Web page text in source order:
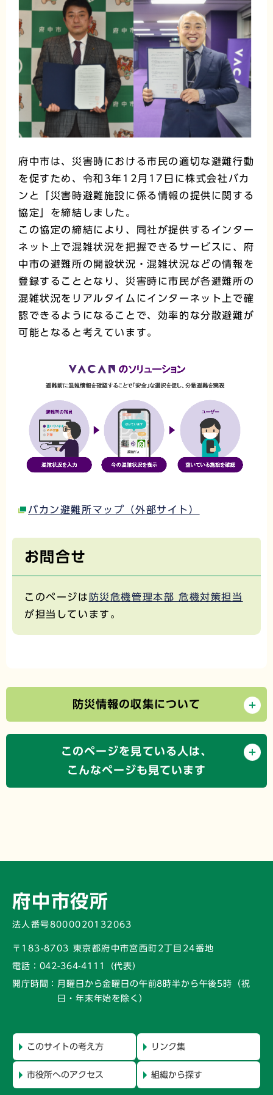
府中市は、災害時における市民の適切な避難行動
を促すため、令和3年12月17日に株式会社バカ
ンと「災害時避難施設に係る情報の提供に関する
協定」を締結しました。
この協定の締結により、同社が提供するインター
ネット上で混雑状況を把握できるサービスに、府
中市の避難所の開設状況・混雑状況などの情報を
登録することとなり、災害時に市民が各避難所の
混雑状況をリアルタイムにインターネット上で確
認できるようになることで、効率的な分散避難が
可能となると考えています。
バカン避難所マップ（外部サイト）
お問合せ
このページは 防災危機管理本部 危機対策担当
が担当しています。
防災情報の収集について
このページを見ている人は、
こんなページも見ています
府中市役所
法人番号8000020132063
〒183-8703 東京都府中市宮西町2丁目24番地
電話： 042-364-4111（代表）
開庁時間： 月曜日から金曜日の午前8時半から午後5時 （祝
日・年末年始を除く）
このサイトの考え方 リンク集
市役所へのアクセス 組織から探す